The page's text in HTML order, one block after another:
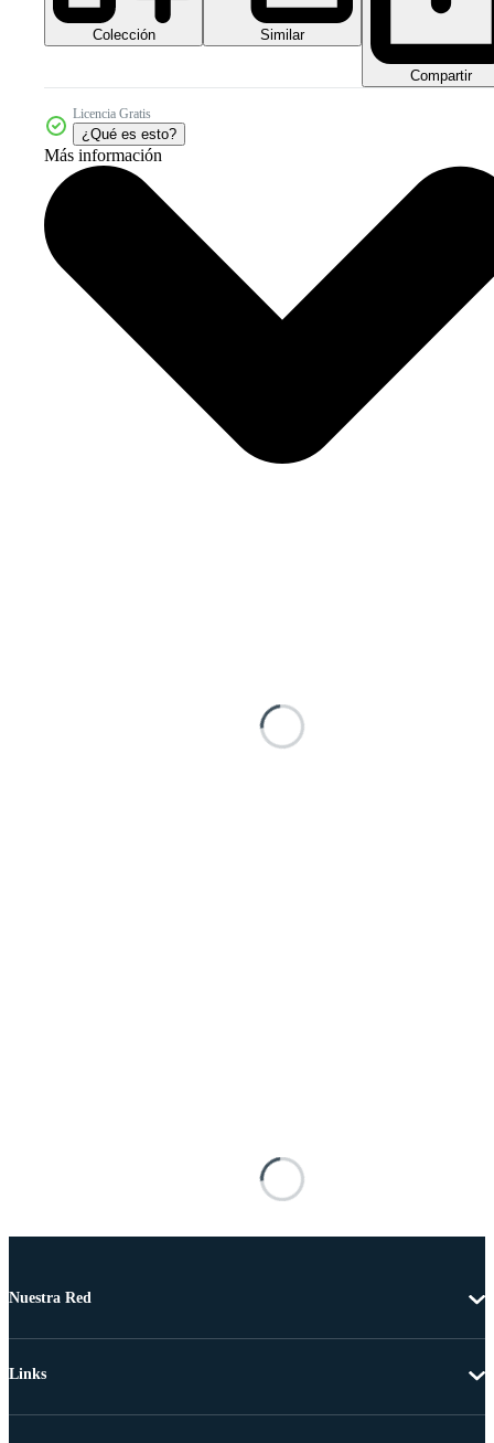
Colección Similar
Compartir
Licencia Gratis
¿Qué es esto?
Más información
Nuestra Red
Links